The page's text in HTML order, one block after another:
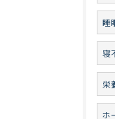
睡
寝
栄
ホ